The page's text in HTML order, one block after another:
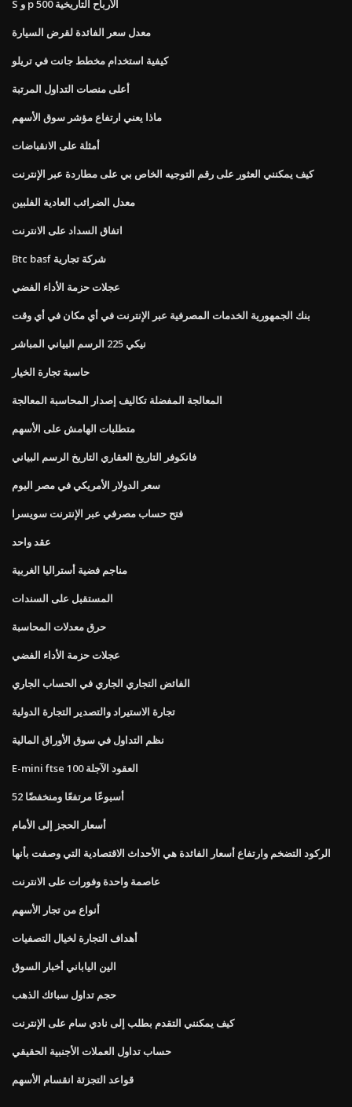
S و p 500 الأرباح التاريخية
معدل سعر الفائدة لقرض السيارة
كيفية استخدام مخطط جانت في تريلو
أعلى منصات التداول المرتبة
ماذا يعني ارتفاع مؤشر سوق الأسهم
أمثلة على الانقباضات
كيف يمكنني العثور على رقم التوجيه الخاص بي على مطاردة عبر الإنترنت
معدل الضرائب العادية الفلبين
اتفاق السداد على الانترنت
Btc basf شركة تجارية
عجلات حزمة الأداء الفضي
بنك الجمهورية الخدمات المصرفية عبر الإنترنت في أي مكان في أي وقت
نيكي 225 الرسم البياني المباشر
حاسبة تجارة الخيار
المعالجة المفضلة تكاليف إصدار المحاسبة المعالجة
متطلبات الهامش على الأسهم
فانكوفر التاريخ العقاري التاريخ الرسم البياني
سعر الدولار الأمريكي في مصر اليوم
فتح حساب مصرفي عبر الإنترنت سويسرا
عقد واحد
مناجم فضية أستراليا الغربية
المستقبل على السندات
حرق معدلات المحاسبة
عجلات حزمة الأداء الفضي
الفائض التجاري الجاري في الحساب الجاري
تجارة الاستيراد والتصدير التجارة الدولية
نظم التداول في سوق الأوراق المالية
E-mini ftse 100 العقود الآجلة
52 أسبوعًا مرتفعًا ومنخفضًا
أسعار الحجز إلى الأمام
الركود التضخم وارتفاع أسعار الفائدة هي الأحداث الاقتصادية التي وصفت بأنها
عاصمة واحدة وفورات على الانترنت
أنواع من تجار الأسهم
أهداف التجارة لخيال التصفيات
الين الياباني أخبار السوق
حجم تداول سبائك الذهب
كيف يمكنني التقدم بطلب إلى نادي سام على الإنترنت
حساب تداول العملات الأجنبية الحقيقي
قواعد التجزئة انقسام الأسهم